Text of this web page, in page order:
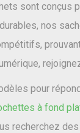
sont conçus
nos
pour
à fond
recherchez